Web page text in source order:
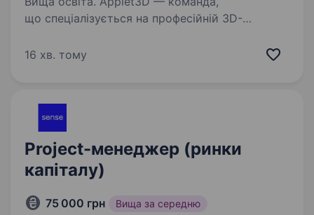
що спеціалізується на професійній 3D-
Британії, Європи та інших країн.
16 хв. тому
Project-менеджер (ринки
капіталу)
75 000 грн Вища за середню